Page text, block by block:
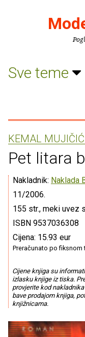
Sve teme
KEMAL
Pet litara
Nakladnik: Naklada
11/2006.
155 str., meki uvez
ISBN 9537036308
Cijena: 15.93 eur
Preračunato po fiksnom
Cijene knjiga su
izlasku knjige iz tiska.
provjerite kod
bave prodajom knjiga,
knjižnicama.